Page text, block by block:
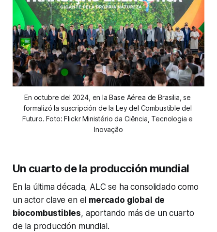
En octubre del 2024, en la Base Aérea de Brasilia, se
formalizó la suscripción de la Ley del Combustible del
Futuro. Foto: Flickr Ministério da Ciência, Tecnologia e
Inovação
Un cuarto de la producción mundial
En la última década, ALC se ha consolidado como
un actor clave en el mercado global de
biocombustibles, aportando más de un cuarto
de la producción mundial.